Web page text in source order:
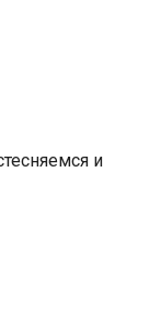
и